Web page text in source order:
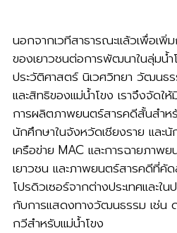
นอกจากเวทีสาธารณะแล้วเพื่อเพิ่
ของเยาวชนต่อการพัฒนาในลุ่มน้ำ
ประวัติศาสตร์ นิเวศวิทยา วัฒนธ
และสิทธิของแม่น้ำโขง เราจึงจัดใ
การผลิตภาพยนตร์สารคดีสั้นสําห
นักศึกษาในจังหวัดเชียงราย และ
เครือข่าย MAC และการฉายภาพ
เยาวชน และภาพยนตร์สารคดีที่คั
โปรดิวเซอร์จากต่างประเทศและใ
กับการแสดงทางวัฒนธรรม เช่น
กวีสําหรับแม่น้ำโขง